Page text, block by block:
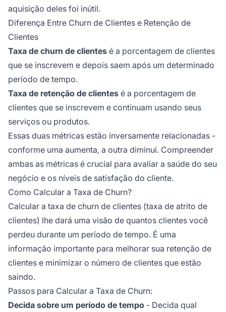
aquisição deles foi inútil.
Diferença Entre Churn de Clientes e Retenção de
Clientes
Taxa de churn de clientes é a porcentagem de clientes
que se inscrevem e depois saem após um determinado
período de tempo.
Taxa de retenção de clientes é a porcentagem de
clientes que se inscrevem e continuam usando seus
serviços ou produtos.
Essas duas métricas estão inversamente relacionadas -
conforme uma aumenta, a outra diminui. Compreender
ambas as métricas é crucial para avaliar a saúde do seu
negócio e os níveis de satisfação do cliente.
Como Calcular a Taxa de Churn?
Calcular a taxa de churn de clientes (taxa de atrito de
clientes) lhe dará uma visão de quantos clientes você
perdeu durante um período de tempo. É uma
informação importante para melhorar sua retenção de
clientes e minimizar o número de clientes que estão
saindo.
Passos para Calcular a Taxa de Churn:
Decida sobre um período de tempo - Decida qual